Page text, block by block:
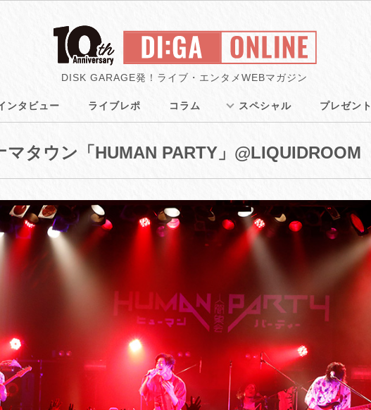
DISK GARAGE発！ライブ・エンタメWEBマガジン
ンタビュー ライブレポ コラム スペシャル プレゼント
タウン「HUMAN PARTY」@LIQUIDROOM